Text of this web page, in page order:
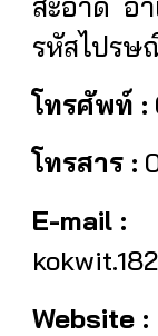
สะอาด อ
รหัสไปรษ
โทรศัพท์ :
โทรสาร :
E-mail :
Website :